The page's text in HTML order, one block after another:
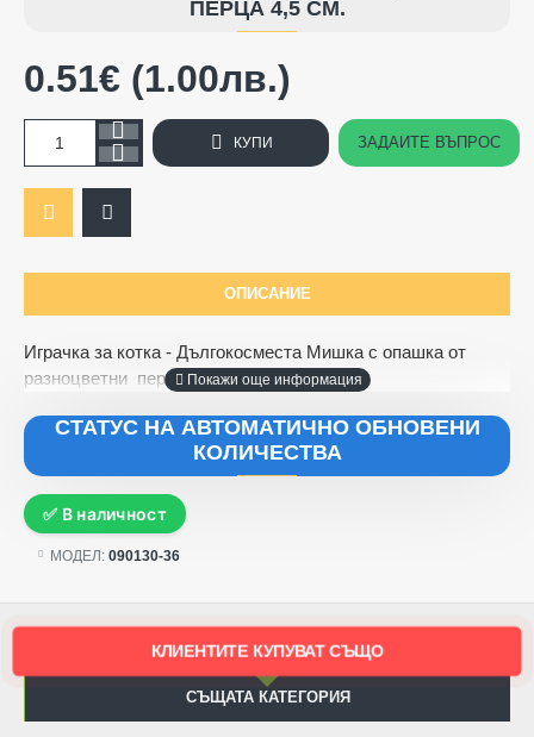
ПЕРЦА 4,5 СМ.
ОПИСАНИЕ
Играчка за котка - Дългокосместа Мишка с опашка от
разноцветни перца 4,5 см.
СТАТУС НА АВТОМАТИЧНО ОБНОВЕНИ
КОЛИЧЕСТВА
✅ В наличност
МОДЕЛ: 090130-36
0.51€ (1.00лв.)
КУПИ ЗАДАЙТЕ ВЪПРОС
КЛИЕНТИТЕ КУПУВАТ СЪЩО
СЪЩАТА КАТЕГОРИЯ